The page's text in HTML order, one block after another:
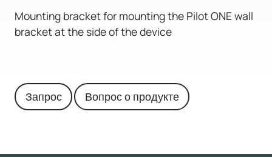
Mounting bracket for mounting the Pilot ONE wall
bracket at the side of the device
Запрос Вопрос о продукте